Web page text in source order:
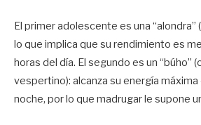
El primer adolescente es una
lo que implica que su rendimiento es
horas del día. El segundo es un “búho”
vespertino): alcanza su energía
noche, por lo que madrugar le supone